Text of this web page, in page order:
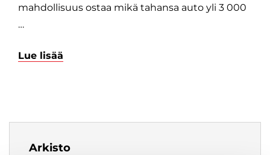
mahdollisuus ostaa mikä tahansa auto yli 3 000
…
Lue lisää
Arkisto